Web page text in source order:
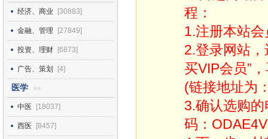
经济、商业 [30883]
金融、管理 [27849]
投资、理财 [6873]
广告、策划 [4]
医学 >>
中医 [18037]
西医 [8457]
程：
1.注册本站会
2.登录网站，
买VIP会员”
(链接地址为
3.确认选购
码：